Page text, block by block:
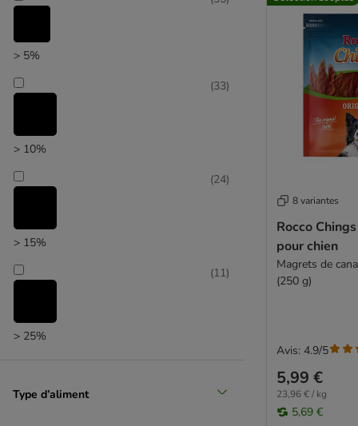
Phil & Sons Butchers
Adventuros
RINTI
Rosie's Farm
Sammy's
SmartBones
Vitakraft
Yarrah
> 5%
> 10%
(33)
> 15%
(24)
> 25%
(11)
Type d’aliment
8 variantes
Rocco
pour chien
Magrets de
(250 g)
5,99 €
23,96 € / kg
5,69 €
Avis: 4.9/5